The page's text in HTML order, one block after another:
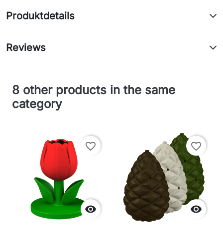
Produktdetails
Reviews
8 other products in the same
category

favorite_border

favorite_border